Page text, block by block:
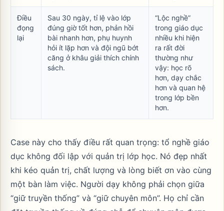
Điều
đọng
lại
Sau 30 ngày, tỉ lệ vào lớp
đúng giờ tốt hơn, phản hồi
bài nhanh hơn, phụ huynh
hỏi ít lặp hơn và đội ngũ bớt
căng ở khâu giải thích chính
sách.
“Lộc nghề”
trong giáo dục
nhiều khi hiện
ra rất đời
thường như
vậy: học rõ
hơn, dạy chắc
hơn và quan hệ
trong lớp bền
hơn.
Case này cho thấy điều rất quan trọng: tổ nghề giáo
dục không đối lập với quản trị lớp học. Nó đẹp nhất
khi kéo quản trị, chất lượng và lòng biết ơn vào cùng
một bàn làm việc. Người dạy không phải chọn giữa
“giữ truyền thống” và “giữ chuyên môn”. Họ chỉ cần